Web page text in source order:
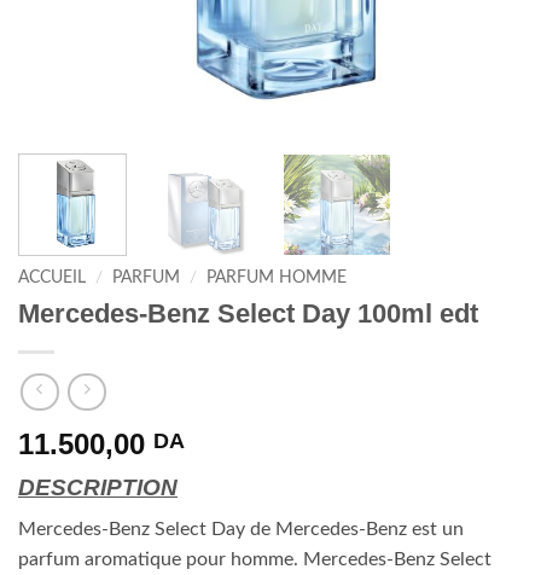
ACCUEIL / PARFUM / PARFUM HOMME
Mercedes-Benz Select Day 100ml edt
11.500,00 DA
DESCRIPTION
Mercedes-Benz Select Day de Mercedes-Benz est un
parfum aromatique pour homme. Mercedes-Benz Select